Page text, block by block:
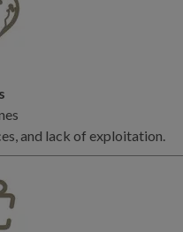
and lack of exploitation.